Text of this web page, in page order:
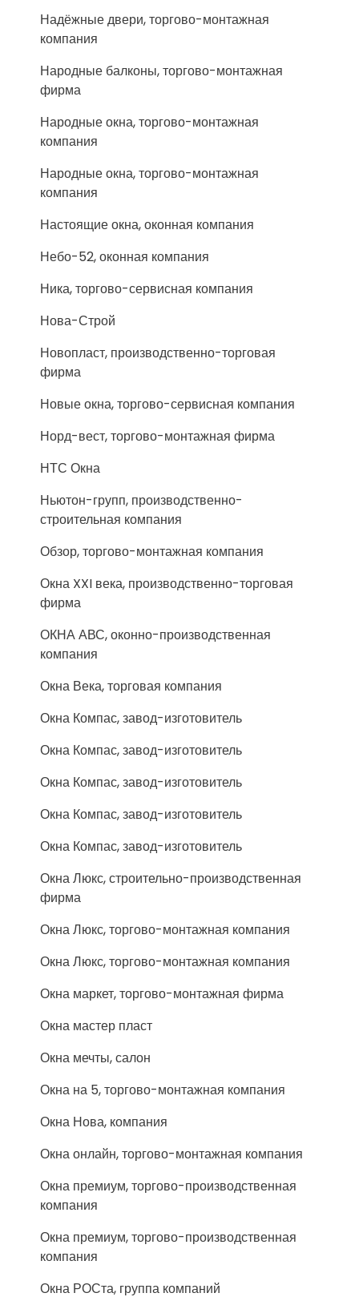
Надёжные двери, торгово-монтажная
компания
Народные балконы, торгово-монтажная
фирма
Народные окна, торгово-монтажная
компания
Народные окна, торгово-монтажная
компания
Настоящие окна, оконная компания
Небо-52, оконная компания
Ника, торгово-сервисная компания
Нова-Строй
Новопласт, производственно-торговая
фирма
Новые окна, торгово-сервисная компания
Норд-вест, торгово-монтажная фирма
НТС Окна
Ньютон-групп, производственно-
строительная компания
Обзор, торгово-монтажная компания
Окна XXI века, производственно-торговая
фирма
ОКНА АВС, оконно-производственная
компания
Окна Века, торговая компания
Окна Компас, завод-изготовитель
Окна Компас, завод-изготовитель
Окна Компас, завод-изготовитель
Окна Компас, завод-изготовитель
Окна Компас, завод-изготовитель
Окна Люкс, строительно-производственная
фирма
Окна Люкс, торгово-монтажная компания
Окна Люкс, торгово-монтажная компания
Окна маркет, торгово-монтажная фирма
Окна мастер пласт
Окна мечты, салон
Окна на 5, торгово-монтажная компания
Окна Нова, компания
Окна онлайн, торгово-монтажная компания
Окна премиум, торгово-производственная
компания
Окна премиум, торгово-производственная
компания
Окна РОСта, группа компаний